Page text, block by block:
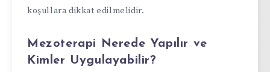
koşullara dikkat edilmelidir.
Mezoterapi Nerede Yapılır ve
Kimler Uygulayabilir?